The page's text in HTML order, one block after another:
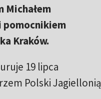
Michałem
pomocnikiem
Kraków.
19 lipca
Polski Jagiellonią